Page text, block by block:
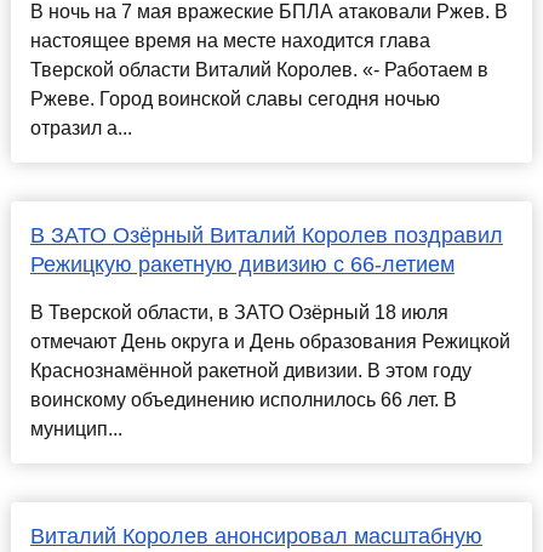
В ночь на 7 мая вражеские БПЛА атаковали Ржев. В
настоящее время на месте находится глава
Тверской области Виталий Королев. «- Работаем в
Ржеве. Город воинской славы сегодня ночью
отразил а...
В ЗАТО Озёрный Виталий Королев поздравил
Режицкую ракетную дивизию с 66-летием
В Тверской области, в ЗАТО Озёрный 18 июля
отмечают День округа и День образования Режицкой
Краснознамённой ракетной дивизии. В этом году
воинскому объединению исполнилось 66 лет. В
муницип...
Виталий Королев анонсировал масштабную